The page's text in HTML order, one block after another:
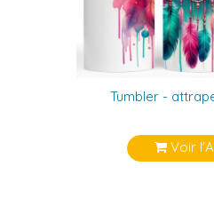
Tumbler -
Voir